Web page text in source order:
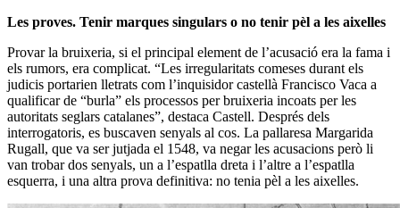
Les proves. Tenir marques singulars o no tenir pèl a les aixelles
Provar la bruixeria, si el principal element de l’acusació era la fama i
els rumors, era complicat. “Les irregularitats comeses durant els
judicis portarien lletrats com l’inquisidor castellà Francisco Vaca a
qualificar de “burla” els processos per bruixeria incoats per les
autoritats seglars catalanes”, destaca Castell. Després dels
interrogatoris, es buscaven senyals al cos. La pallaresa Margarida
Rugall, que va ser jutjada el 1548, va negar les acusacions però li
van trobar dos senyals, un a l’espatlla dreta i l’altre a l’espatlla
esquerra, i una altra prova definitiva: no tenia pèl a les aixelles.